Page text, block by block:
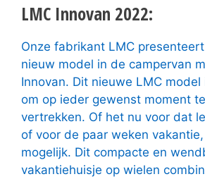
LMC Innovan 2022:
Onze fabrikant LMC
nieuw model in de campervan
Innovan. Dit nieuwe LMC
om op ieder gewenst moment
vertrekken. Of het nu voor dat
of voor de paar weken
mogelijk. Dit compacte en
vakantiehuisje op wielen